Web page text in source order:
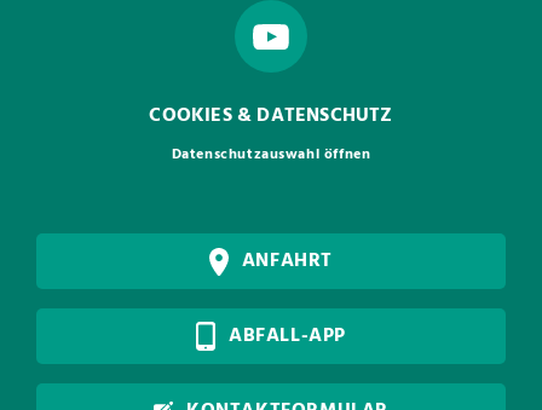
COOKIES & DATENSCHUTZ
Datenschutzauswahl öffnen
ANFAHRT
ABFALL-APP